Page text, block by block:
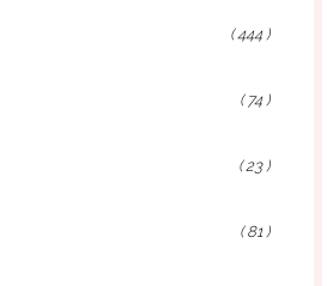
( 444 )
( 74 )
( 23 )
( 81 )